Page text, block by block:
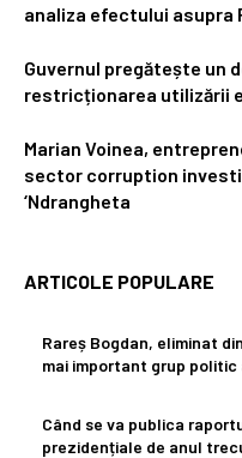
analiza efectului asupra
Guvernul pregătește un
restricționarea utilizării
Marian Voinea,
sector corruption
‘Ndrangheta
ARTICOLE POPULARE
Rareș Bogdan, eliminat
mai important grup
Când se va publica
prezidențiale de anul